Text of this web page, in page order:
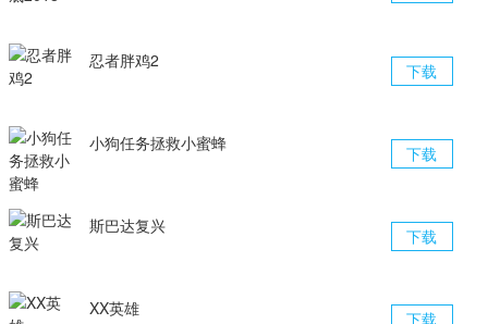
下载
忍者胖鸡2
下载
小狗任务拯救小蜜蜂
下载
斯巴达复兴
下载
XX英雄